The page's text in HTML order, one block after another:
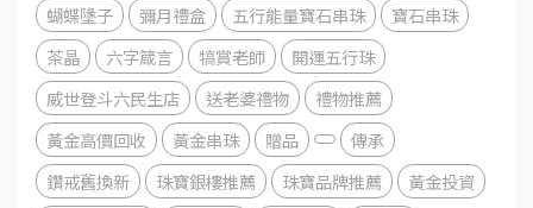
蝴蝶墬子
彌月禮盒 五行能量寶石串珠
寶石串珠
茶晶
六字箴言 犒賞老師
開運五行珠
威世登斗六民生店
送老婆禮物
禮物推薦
黃金高價回收
黃金串珠 贈品
傳承
鑽戒舊換新
珠寶銀樓推薦 珠寶品牌推薦
黃金投資